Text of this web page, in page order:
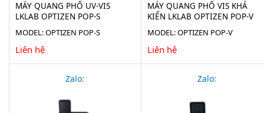
MÁY QUANG PHỔ UV-VIS
LKLAB OPTIZEN POP-S
MODEL: OPTIZEN POP-S
Liên hệ
MÁY QUANG PHỔ VIS KHẢ
KIẾN LKLAB OPTIZEN POP-V
MODEL: OPTIZEN POP-V
Liên hệ
Zalo: Zalo: